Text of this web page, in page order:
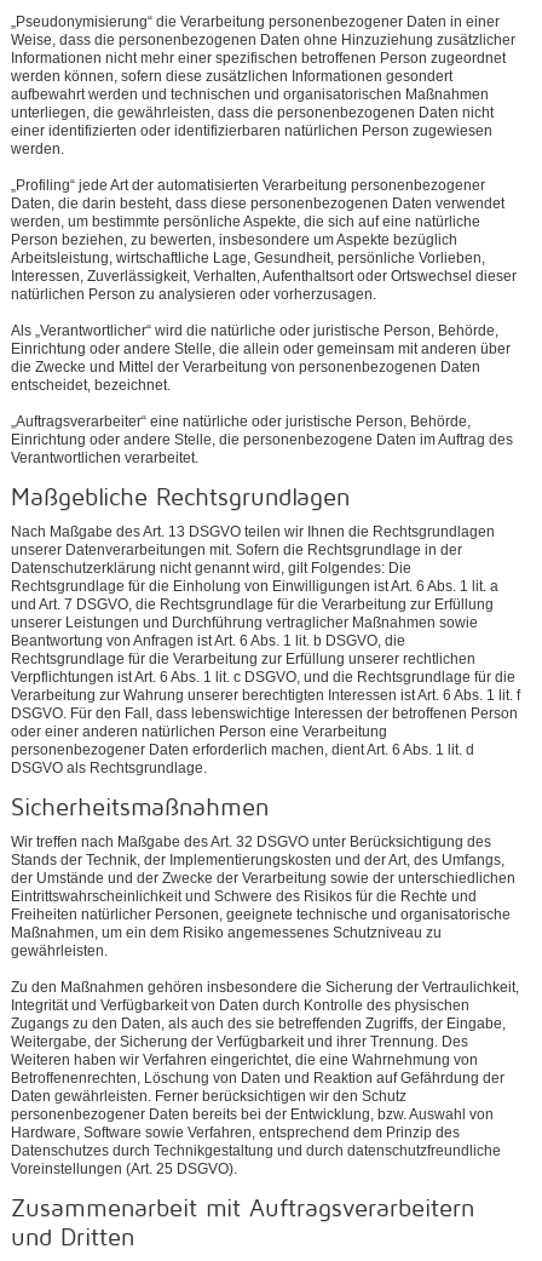
„Pseudonymisierung“ die Verarbeitung personenbezogener Daten in einer
Weise, dass die personenbezogenen Daten ohne Hinzuziehung zusätzlicher
Informationen nicht mehr einer spezifischen betroffenen Person zugeordnet
werden können, sofern diese zusätzlichen Informationen gesondert
aufbewahrt werden und technischen und organisatorischen Maßnahmen
unterliegen, die gewährleisten, dass die personenbezogenen Daten nicht
einer identifizierten oder identifizierbaren natürlichen Person zugewiesen
werden.
„Profiling“ jede Art der automatisierten Verarbeitung personenbezogener
Daten, die darin besteht, dass diese personenbezogenen Daten verwendet
werden, um bestimmte persönliche Aspekte, die sich auf eine natürliche
Person beziehen, zu bewerten, insbesondere um Aspekte bezüglich
Arbeitsleistung, wirtschaftliche Lage, Gesundheit, persönliche Vorlieben,
Interessen, Zuverlässigkeit, Verhalten, Aufenthaltsort oder Ortswechsel dieser
natürlichen Person zu analysieren oder vorherzusagen.
Als „Verantwortlicher“ wird die natürliche oder juristische Person, Behörde,
Einrichtung oder andere Stelle, die allein oder gemeinsam mit anderen über
die Zwecke und Mittel der Verarbeitung von personenbezogenen Daten
entscheidet, bezeichnet.
„Auftragsverarbeiter“ eine natürliche oder juristische Person, Behörde,
Einrichtung oder andere Stelle, die personenbezogene Daten im Auftrag des
Verantwortlichen verarbeitet.
Maßgebliche Rechtsgrundlagen
Nach Maßgabe des Art. 13 DSGVO teilen wir Ihnen die Rechtsgrundlagen
unserer Datenverarbeitungen mit. Sofern die Rechtsgrundlage in der
Datenschutzerklärung nicht genannt wird, gilt Folgendes: Die
Rechtsgrundlage für die Einholung von Einwilligungen ist Art. 6 Abs. 1 lit. a
und Art. 7 DSGVO, die Rechtsgrundlage für die Verarbeitung zur Erfüllung
unserer Leistungen und Durchführung vertraglicher Maßnahmen sowie
Beantwortung von Anfragen ist Art. 6 Abs. 1 lit. b DSGVO, die
Rechtsgrundlage für die Verarbeitung zur Erfüllung unserer rechtlichen
Verpflichtungen ist Art. 6 Abs. 1 lit. c DSGVO, und die Rechtsgrundlage für die
Verarbeitung zur Wahrung unserer berechtigten Interessen ist Art. 6 Abs. 1 lit. f
DSGVO. Für den Fall, dass lebenswichtige Interessen der betroffenen Person
oder einer anderen natürlichen Person eine Verarbeitung
personenbezogener Daten erforderlich machen, dient Art. 6 Abs. 1 lit. d
DSGVO als Rechtsgrundlage.
Sicherheitsmaßnahmen
Wir treffen nach Maßgabe des Art. 32 DSGVO unter Berücksichtigung des
Stands der Technik, der Implementierungskosten und der Art, des Umfangs,
der Umstände und der Zwecke der Verarbeitung sowie der unterschiedlichen
Eintrittswahrscheinlichkeit und Schwere des Risikos für die Rechte und
Freiheiten natürlicher Personen, geeignete technische und organisatorische
Maßnahmen, um ein dem Risiko angemessenes Schutzniveau zu
gewährleisten.
Zu den Maßnahmen gehören insbesondere die Sicherung der Vertraulichkeit,
Integrität und Verfügbarkeit von Daten durch Kontrolle des physischen
Zugangs zu den Daten, als auch des sie betreffenden Zugriffs, der Eingabe,
Weitergabe, der Sicherung der Verfügbarkeit und ihrer Trennung. Des
Weiteren haben wir Verfahren eingerichtet, die eine Wahrnehmung von
Betroffenenrechten, Löschung von Daten und Reaktion auf Gefährdung der
Daten gewährleisten. Ferner berücksichtigen wir den Schutz
personenbezogener Daten bereits bei der Entwicklung, bzw. Auswahl von
Hardware, Software sowie Verfahren, entsprechend dem Prinzip des
Datenschutzes durch Technikgestaltung und durch datenschutzfreundliche
Voreinstellungen (Art. 25 DSGVO).
Zusammenarbeit mit Auftragsverarbeitern
und Dritten